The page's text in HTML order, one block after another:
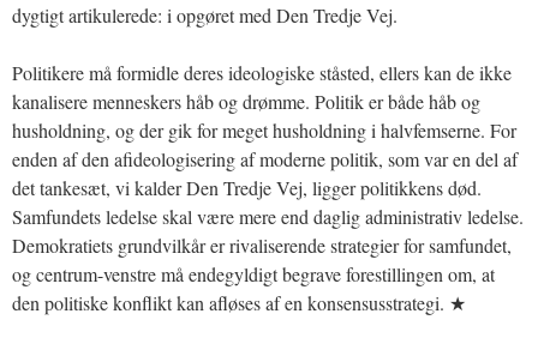
dygtigt artikulerede: i opgøret med Den Tredje Vej.
Politikere må formidle deres ideologiske ståsted, ellers kan de ikke
kanalisere menneskers håb og drømme. Politik er både håb og
husholdning, og der gik for meget husholdning i halvfemserne. For
enden af den afideologisering af moderne politik, som var en del af
det tankesæt, vi kalder Den Tredje Vej, ligger politikkens død.
Samfundets ledelse skal være mere end daglig administrativ ledelse.
Demokratiets grundvilkår er rivaliserende strategier for samfundet,
og centrum-venstre må endegyldigt begrave forestillingen om, at
den politiske konflikt kan afløses af en konsensusstrategi. ★